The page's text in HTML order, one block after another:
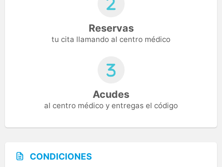
Reservas
tu cita llamando al centro médico
Acudes
al centro médico y entregas el código
CONDICIONES